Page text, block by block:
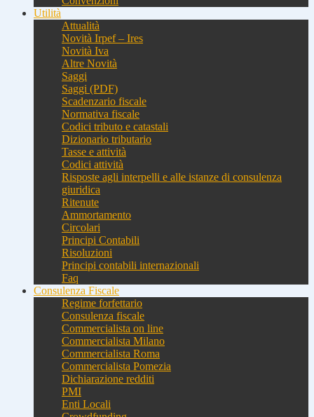
Utilità
Attualità
Novità Irpef – Ires
Novità Iva
Altre Novità
Saggi
Saggi (PDF)
Scadenzario fiscale
Normativa fiscale
Codici tributo e catastali
Dizionario tributario
Tasse e attività
Codici attività
Risposte agli interpelli e alle istanze di consulenza
giuridica
Ritenute
Ammortamento
Circolari
Principi Contabili
Risoluzioni
Principi contabili internazionali
Faq
Consulenza Fiscale
Regime forfettario
Consulenza fiscale
Commercialista on line
Commercialista Milano
Commercialista Roma
Commercialista Pomezia
Dichiarazione redditi
PMI
Enti Locali